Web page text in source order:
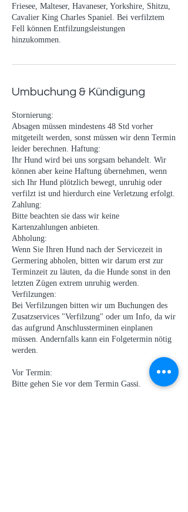
Friesee, Malteser, Havaneser, Yorkshire, Shitzu,
Cavalier King Charles Spaniel. Bei verfilztem
Fell können Entfilzungsleistungen
hinzukommen.
Umbuchung & Kündigung
Stornierung:
Absagen müssen mindestens 48 Std vorher
mitgeteilt werden, sonst müssen wir denn Termin
leider berechnen. Haftung:
Ihr Hund wird bei uns sorgsam behandelt. Wir
können aber keine Haftung übernehmen, wenn
sich Ihr Hund plötzlich bewegt, unruhig oder
verfilzt ist und hierdurch eine Verletzung erfolgt.
Zahlung:
Bitte beachten sie dass wir keine
Kartenzahlungen anbieten.
Abholung:
Wenn Sie Ihren Hund nach der Servicezeit in
Germering abholen, bitten wir darum erst zur
Terminzeit zu läuten, da die Hunde sonst in den
letzten Zügen extrem unruhig werden.
Verfilzungen:
Bei Verfilzungen bitten wir um Buchungen des
Zusatzservices "Verfilzung" oder um Info, da wir
das aufgrund Anschlussterminen einplanen
müssen. Andernfalls kann ein Folgetermin nötig
werden.
Vor Termin:
Bitte gehen Sie vor dem Termin Gassi.